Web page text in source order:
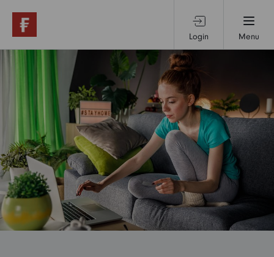
Login Menu
Produkte & Services
Themen & Märkte
Wissen
Über uns